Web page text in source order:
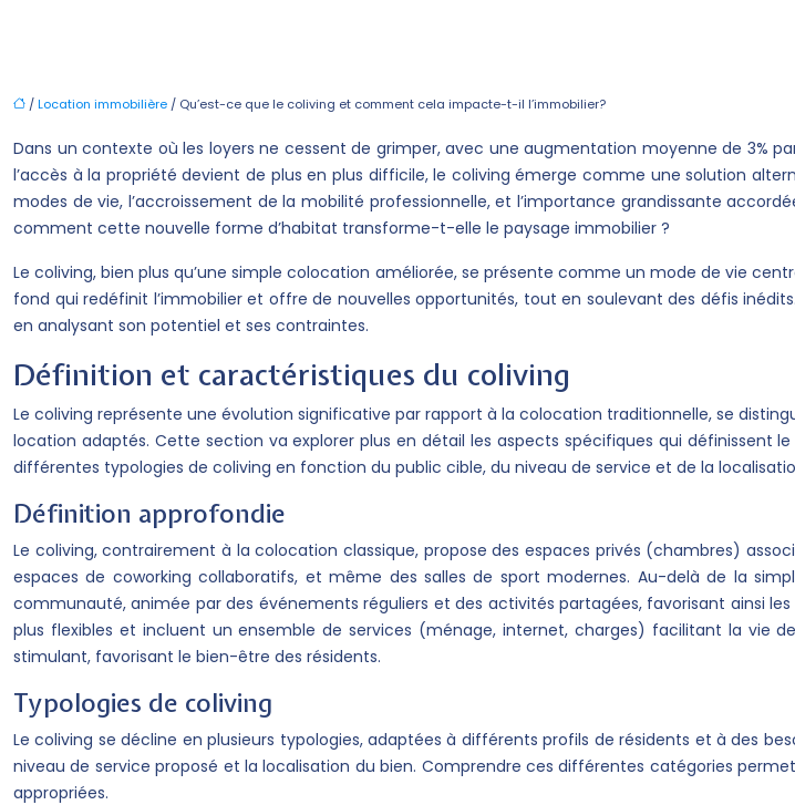
/Location immobilière / Qu’est-ce que le coliving et comment cela impacte-t-il l’immobilier?
Dans un contexte où les loyers ne cessent de grimper, avec une augmentation moyenne de 3%
l’accès à la propriété devient de plus en plus difficile, le coliving émerge comme une solution
modes de vie, l’accroissement de la mobilité professionnelle, et l’importance grandissante
comment cette nouvelle forme d’habitat transforme-t-elle le paysage immobilier ?
Le coliving, bien plus qu’une simple colocation améliorée, se présente comme un mode de vie
fond qui redéfinit l’immobilier et offre de nouvelles opportunités, tout en soulevant des défis
en analysant son potentiel et ses contraintes.
Définition et caractéristiques du coliving
Le coliving représente une évolution significative par rapport à la colocation traditionnelle, se
location adaptés. Cette section va explorer plus en détail les aspects spécifiques qui définissent
différentes typologies de coliving en fonction du public cible, du niveau de service et de la
Définition approfondie
Le coliving, contrairement à la colocation classique, propose des espaces privés (chambres)
espaces de coworking collaboratifs, et même des salles de sport modernes. Au-delà de la
communauté, animée par des événements réguliers et des activités partagées, favorisant ainsi
plus flexibles et incluent un ensemble de services (ménage, internet, charges) facilitant la vie
stimulant, favorisant le bien-être des résidents.
Typologies de coliving
Le coliving se décline en plusieurs typologies, adaptées à différents profils de résidents et à des
niveau de service proposé et la localisation du bien. Comprendre ces différentes catégories
appropriées.